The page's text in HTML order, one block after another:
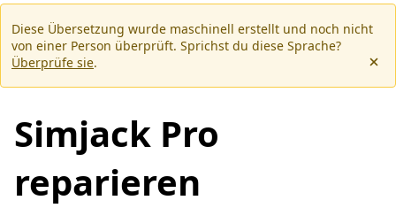
Diese Übersetzung wurde maschinell erstellt und noch nicht
von einer Person überprüft. Sprichst du diese Sprache?
Überprüfe sie.
Simjack Pro
reparieren